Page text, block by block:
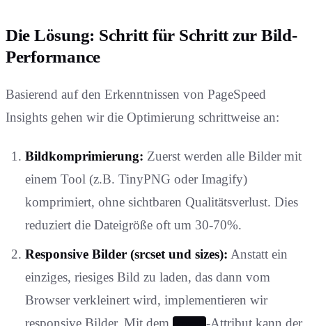
Die Lösung: Schritt für Schritt zur Bild-
Performance
Basierend auf den Erkenntnissen von PageSpeed
Insights gehen wir die Optimierung schrittweise an:
Bildkomprimierung: Zuerst werden alle Bilder mit
einem Tool (z.B. TinyPNG oder Imagify)
komprimiert, ohne sichtbaren Qualitätsverlust. Dies
reduziert die Dateigröße oft um 30-70%.
Responsive Bilder (srcset und sizes): Anstatt ein
einziges, riesiges Bild zu laden, das dann vom
Browser verkleinert wird, implementieren wir